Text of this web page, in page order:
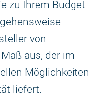
zu Ihrem Budget
von
aus, der im
Möglichkeiten
liefert.